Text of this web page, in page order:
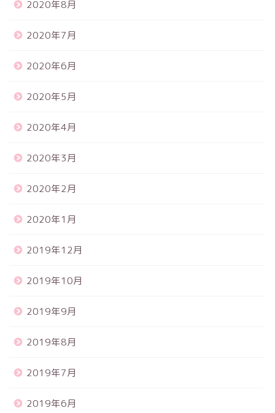
2020年8月
2020年7月
2020年6月
2020年5月
2020年4月
2020年3月
2020年2月
2020年1月
2019年12月
2019年10月
2019年9月
2019年8月
2019年7月
2019年6月